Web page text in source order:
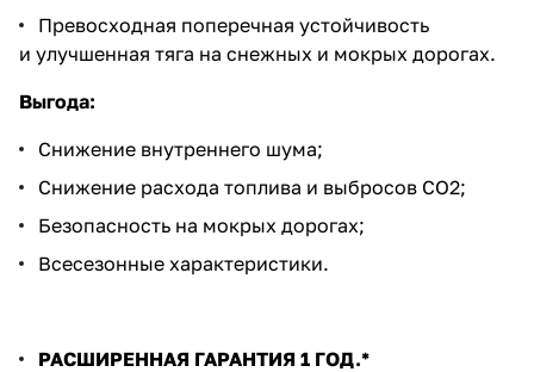
Превосходная поперечная устойчивость
и улучшенная тяга на снежных и мокрых дорогах.
Выгода:
Снижение внутреннего шума;
Снижение расхода топлива и выбросов CO2;
Безопасность на мокрых дорогах;
Всесезонные характеристики.
РАСШИРЕННАЯ ГАРАНТИЯ 1 ГОД.*